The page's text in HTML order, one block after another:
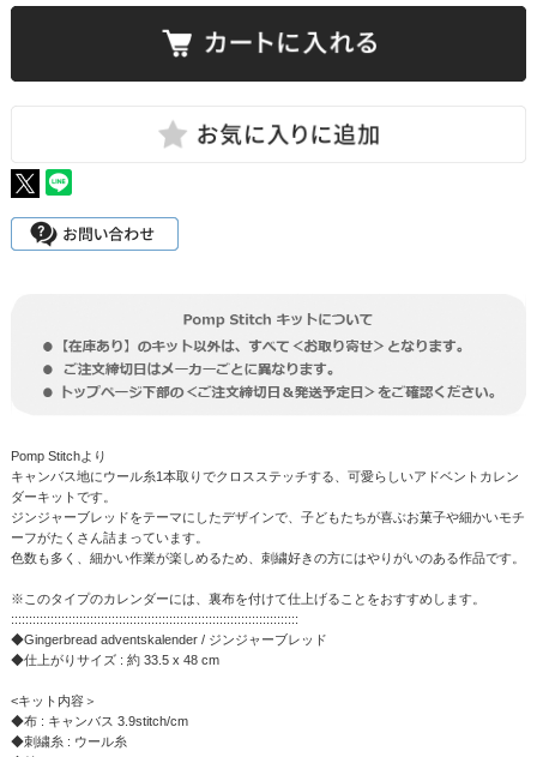
Pomp Stitchより
キャンバス地にウール糸1本取りでクロスステッチする、可愛らしいアドベントカレン
ダーキットです。
ジンジャーブレッドをテーマにしたデザインで、子どもたちが喜ぶお菓子や細かいモチ
ーフがたくさん詰まっています。
色数も多く、細かい作業が楽しめるため、刺繍好きの方にはやりがいのある作品です。
※このタイプのカレンダーには、裏布を付けて仕上げることをおすすめします。
::::::::::::::::::::::::::::::::::::::::::::::::::::::::::::::::::::::::::::::::
◆Gingerbread adventskalender / ジンジャーブレッド
◆仕上がりサイズ : 約 33.5 x 48 cm
<キット内容＞
◆布 : キャンバス 3.9stitch/cm
◆刺繍糸 : ウール糸